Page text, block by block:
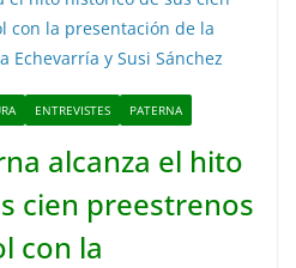
ENTREVISTES PATERNA
alcanza el hito
cien preestrenos
con la